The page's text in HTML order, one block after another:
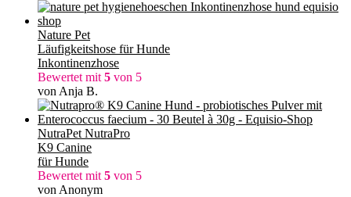
Nature Pet
Läufigkeitshose für Hunde
Inkontinenzhose
Bewertet mit 5 von 5
von Anja B.
NutraPet NutraPro
K9 Canine
für Hunde
Bewertet mit 5 von 5
von Anonym